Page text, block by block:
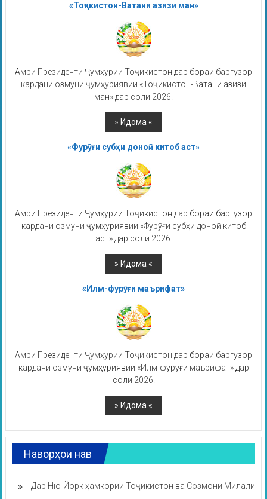
«Тоҷикистон-Ватани азизи ман»
Амри Президенти Ҷумҳурии Тоҷикистон дар бораи баргузор
кардани озмуни ҷумҳуриявии «Тоҷикистон-Ватани азизи
ман» дар соли 2026.
«Фурӯғи субҳи доноӣ китоб аст»
Амри Президенти Ҷумҳурии Тоҷикистон дар бораи баргузор
кардани озмуни ҷумҳуриявии «Фурӯғи субҳи доноӣ китоб
аст» дар соли 2026.
«Илм-фурӯғи маърифат»
Амри Президенти Ҷумҳурии Тоҷикистон дар бораи баргузор
кардани озмуни ҷумҳуриявии «Илм-фурӯғи маърифат» дар
соли 2026.
Наворҳои нав
Дар Ню-Йорк ҳамкории Тоҷикистон ва Созмони Милали